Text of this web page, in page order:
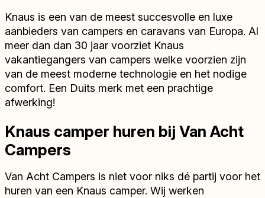
Knaus is een van de meest succesvolle en luxe
aanbieders van campers en caravans van Europa. Al
meer dan dan 30 jaar voorziet Knaus
vakantiegangers van campers welke voorzien zijn
van de meest moderne technologie en het nodige
comfort. Een Duits merk met een prachtige
afwerking!
Knaus camper huren bij Van Acht
Campers
Van Acht Campers is niet voor niks dé partij voor het
huren van een Knaus camper. Wij werken